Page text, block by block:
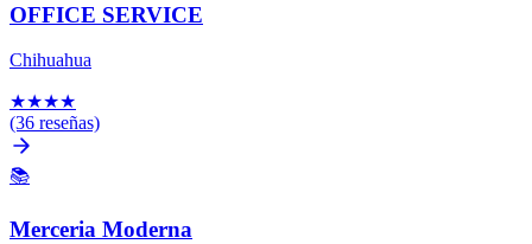
OFFICE SERVICE
Chihuahua
★★★★
(36 reseñas)
📚
Merceria Moderna